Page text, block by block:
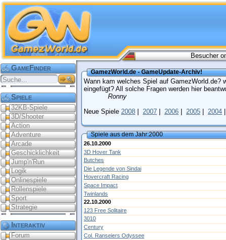
Besucher
GameFinder
Spiele
32KB-Spiele
3D/Shooter
Action
Adventure
Arcade
Geschicklichkeit
Jump'n'Run
Logik
Onlinespiele
Rollenspiele
Sport
Strategie
Interaktiv
Forum
GamezWorld.de - GameUpdate-Archiv!
Wann kam welches Spiel auf GamezWorld.de?
eingefügt? All solche Fragen werden hier
Ronny
Neue Spiele 2008 2007 2006 2005 2004
Spiele aus dem Jahr:2000
26.10.2000
3D Hover Tank
Butches
Die Legende von Sindai
Hovercraft Racing
Space Impact
Twinlands
22.10.2000
123 Free Solitaire
3010
Century
Col. Ranseiers Odyssee